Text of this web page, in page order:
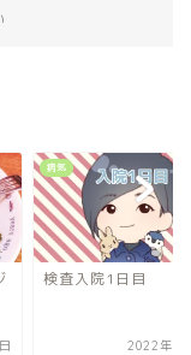
病気
検査入院1日目
2022年6